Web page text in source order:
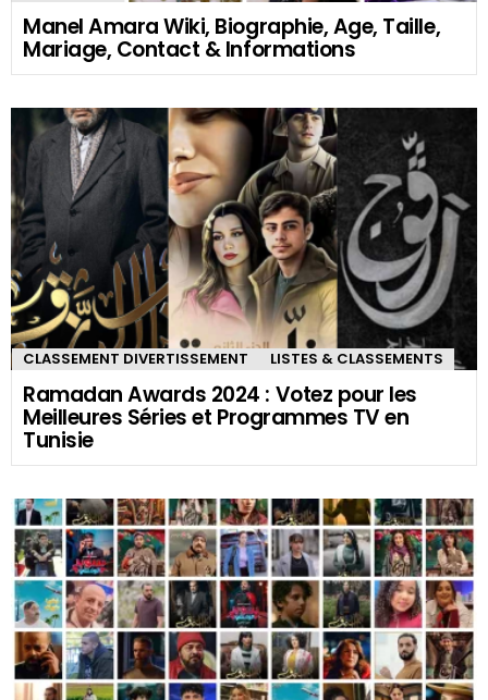
Manel Amara Wiki, Biographie, Age, Taille,
Mariage, Contact & Informations
CLASSEMENT DIVERTISSEMENT LISTES & CLASSEMENTS
Ramadan Awards 2024 : Votez pour les
Meilleures Séries et Programmes TV en
Tunisie